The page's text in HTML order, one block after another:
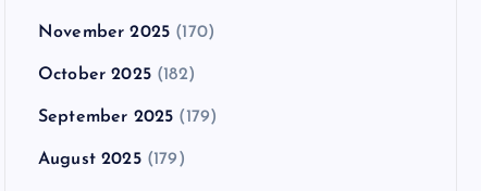
November 2025 (170)
October 2025(182)
September 2025 (179)
August 2025(179)